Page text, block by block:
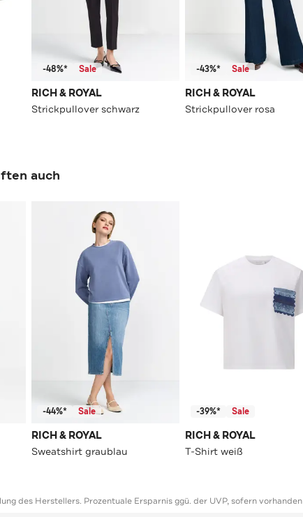
-48%* Sale
RICH & ROYAL
Strickpullover schwarz
-43%* Sale
RICH & ROYAL
Strickpullover rosa
auch
-44%* Sale
RICH & ROYAL
Sweatshirt graublau
-39%* Sale
RICH & ROYAL
T-Shirt weiß
des Herstellers. Prozentuale Ersparnis ggü. der UVP, sofern vorhanden